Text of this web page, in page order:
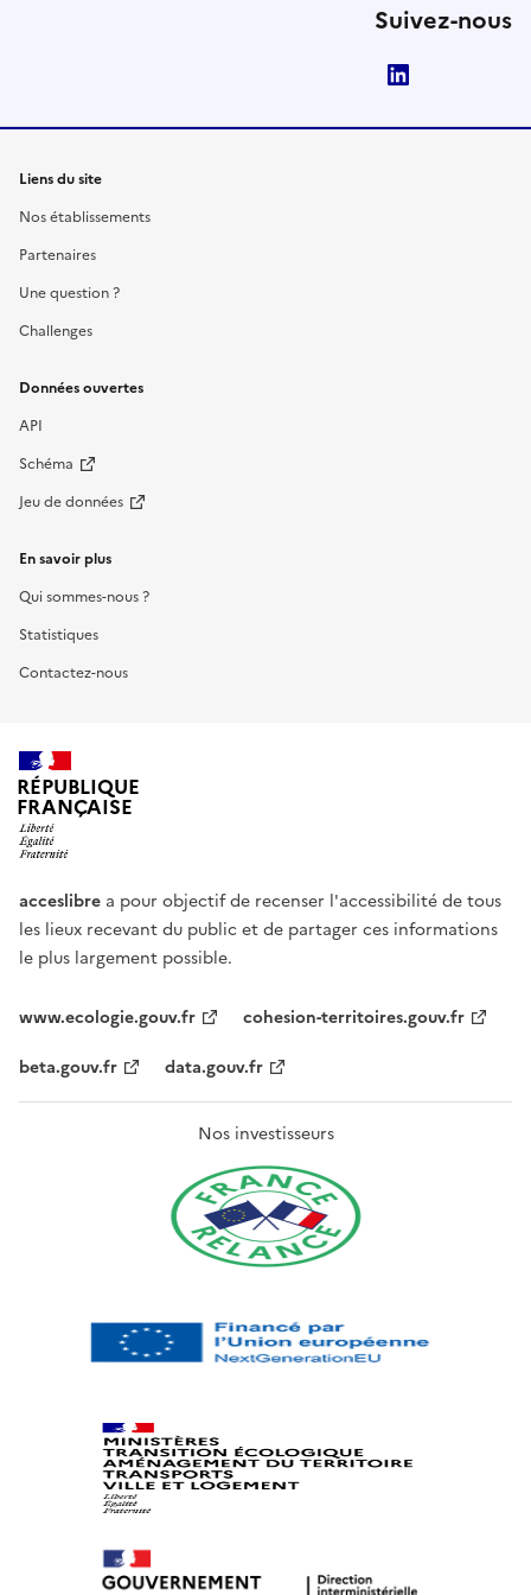
Suivez-nous
Liens du site
Nos établissements
Partenaires
Une question ?
Challenges
Données ouvertes
API
Schéma
Jeu de données
En savoir plus
Qui sommes-nous ?
Statistiques
Contactez-nous
RÉPUBLIQUE
FRANÇAISE
acceslibre a pour objectif de recenser l'accessibilité de tous
les lieux recevant du public et de partager ces informations
le plus largement possible.
www.ecologie.gouv.fr
cohesion-territoires.gouv.fr
beta.gouv.fr
data.gouv.fr
Nos investisseurs